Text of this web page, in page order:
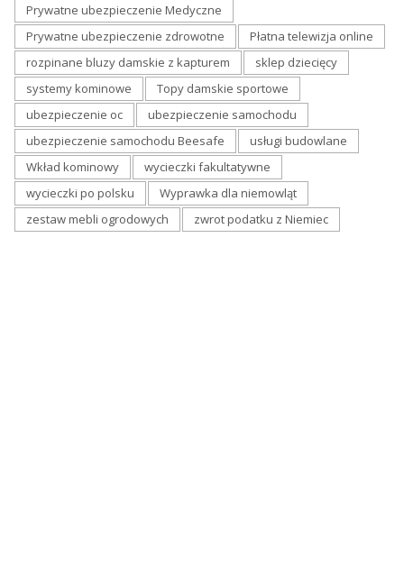
Prywatne ubezpieczenie Medyczne
Prywatne ubezpieczenie zdrowotne
Płatna telewizja online
rozpinane bluzy damskie z kapturem
sklep dziecięcy
systemy kominowe
Topy damskie sportowe
ubezpieczenie oc
ubezpieczenie samochodu
ubezpieczenie samochodu Beesafe
usługi budowlane
Wkład kominowy
wycieczki fakultatywne
wycieczki po polsku
Wyprawka dla niemowląt
zestaw mebli ogrodowych
zwrot podatku z Niemiec